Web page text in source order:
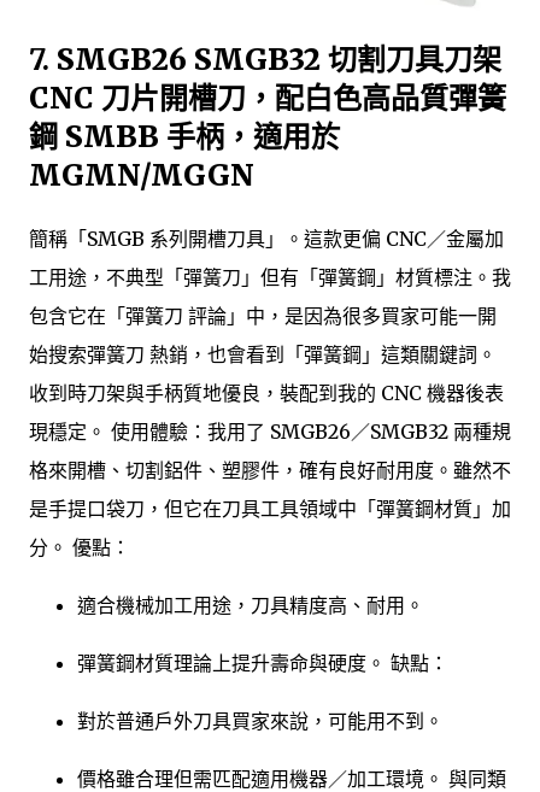
7. SMGB26 SMGB32 切割刀具刀架
CNC 刀片開槽刀，配白色高品質彈簧
鋼 SMBB 手柄，適用於
MGMN/MGGN
簡稱「SMGB 系列開槽刀具」。這款更偏 CNC／金屬加
工用途，不典型「彈簧刀」但有「彈簧鋼」材質標注。我
包含它在「彈簧刀 評論」中，是因為很多買家可能一開
始搜索彈簧刀 熱銷，也會看到「彈簧鋼」這類關鍵詞。
收到時刀架與手柄質地優良，裝配到我的 CNC 機器後表
現穩定。 使用體驗：我用了 SMGB26／SMGB32 兩種規
格來開槽、切割鋁件、塑膠件，確有良好耐用度。雖然不
是手提口袋刀，但它在刀具工具領域中「彈簧鋼材質」加
分。 優點：
適合機械加工用途，刀具精度高、耐用。
彈簧鋼材質理論上提升壽命與硬度。 缺點：
對於普通戶外刀具買家來說，可能用不到。
價格雖合理但需匹配適用機器／加工環境。 與同類